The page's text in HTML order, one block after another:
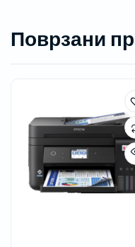
Поврзани